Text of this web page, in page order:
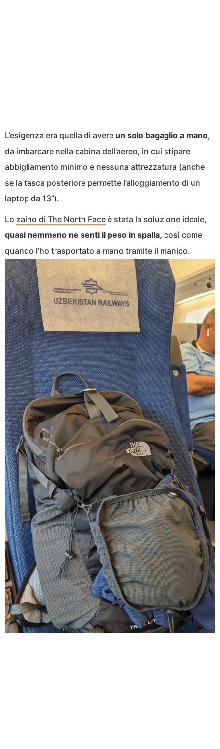
L’esigenza era quella di avere un solo bagaglio a mano,
da imbarcare nella cabina dell’aereo, in cui stipare
abbigliamento minimo e nessuna attrezzatura (anche
se la tasca posteriore permette l’alloggiamento di un
laptop da 13”).
Lo zaino di The North Face è stata la soluzione ideale,
quasi nemmeno ne senti il peso in spalla, così come
quando l’ho trasportato a mano tramite il manico.